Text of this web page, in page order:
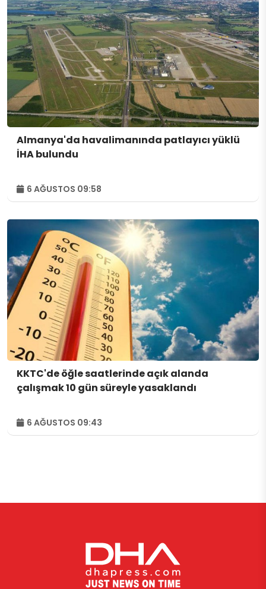
Almanya'da havalimanında patlayıcı yüklü
İHA bulundu
6 AĞUSTOS 09:58
KKTC'de öğle saatlerinde açık alanda
çalışmak 10 gün süreyle yasaklandı
6 AĞUSTOS 09:43